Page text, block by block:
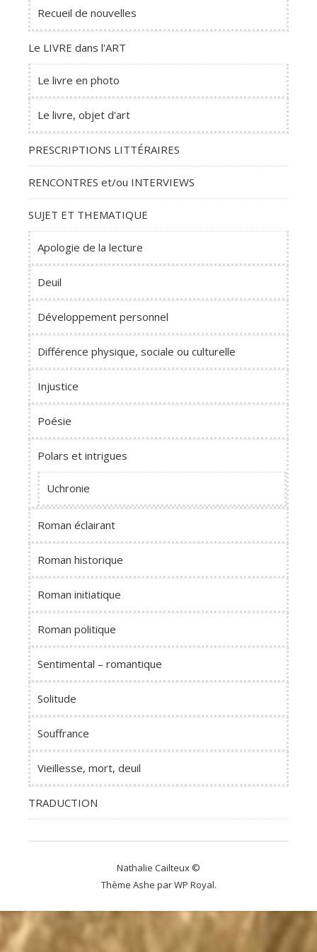
Recueil de nouvelles
Le LIVRE dans l'ART
Le livre en photo
Le livre, objet d'art
PRESCRIPTIONS LITTÉRAIRES
RENCONTRES et/ou INTERVIEWS
SUJET ET THEMATIQUE
Apologie de la lecture
Deuil
Développement personnel
Différence physique, sociale ou culturelle
Injustice
Poésie
Polars et intrigues
Uchronie
Roman éclairant
Roman historique
Roman initiatique
Roman politique
Sentimental – romantique
Solitude
Souffrance
Vieillesse, mort, deuil
TRADUCTION
Nathalie Cailteux ©
Thème Ashe parWP Royal.